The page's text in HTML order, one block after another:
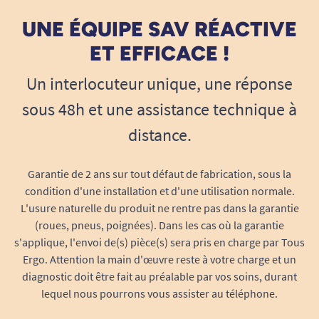
handicap, il est compliqué d'installer le siège de
bain une fois livré.
forfait "installation" disponible dans toute la
France Métropolitaine.
N'hésitez pas à contacter notre support client
d'installation à votre domicile.
IMPORTANT :VERIFIEZ QUE LE SIEGE
EST BIEN ADAPTE A VOTRE
BAIGNOIRE.
Sur les fiches produits des sièges de bain, toutes
UNE ÉQUIPE SAV RÉACTIVE
ET EFFICACE !
Un interlocuteur unique, une réponse
sous 48h et une assistance technique à
distance.
Garantie de 2 ans sur tout défaut de fabrication, sous la
condition d'une installation et d'une utilisation normale.
L'usure naturelle du produit ne rentre pas dans la garantie
(roues, pneus, poignées). Dans les cas où la garantie
s'applique, l'envoi de(s) pièce(s) sera pris en charge par Tous
Ergo. Attention la main d'œuvre reste à votre charge et un
diagnostic doit être fait au préalable par vos soins, durant
lequel nous pourrons vous assister au téléphone.